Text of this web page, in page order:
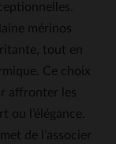
mérinos
tout en
Ce choix
affronter les
ou l’élégance.
de l’associer